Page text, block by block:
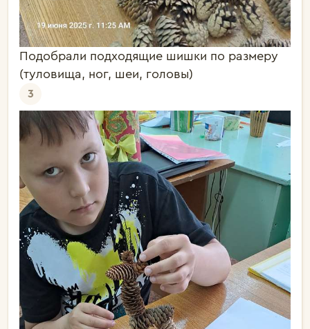
Подобрали подходящие шишки по размеру
(туловища, ног, шеи, головы)
3